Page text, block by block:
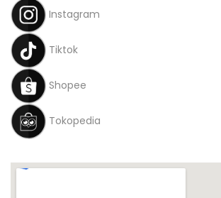
Instagram
Tiktok
Shopee
Tokopedia